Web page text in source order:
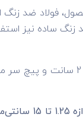
فولاد ضد زنگ
زنگ ساده نیز
مدل شیروانی با نام پیچ